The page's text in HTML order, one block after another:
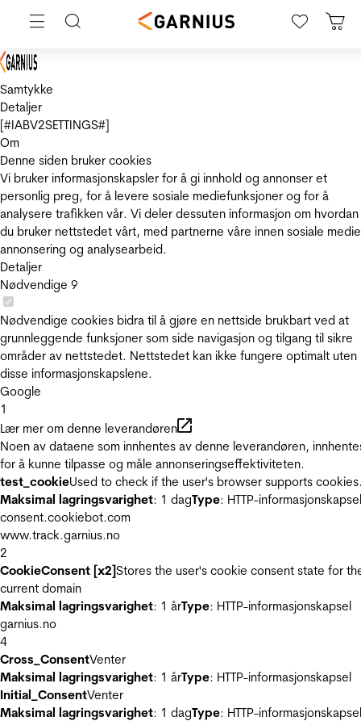
Samtykke
Detaljer
[#IABV2SETTINGS#]
Om
Denne siden bruker cookies
Vi bruker informasjonskapsler for å gi innhold og annonser et
personlig preg, for å levere sosiale mediefunksjoner og for å
analysere trafikken vår. Vi deler dessuten informasjon om hvordan
du bruker nettstedet vårt, med partnerne våre innen sosiale
annonsering og analysearbeid.
Detaljer
Nødvendige 9
Nødvendige cookies bidra til å gjøre en nettside brukbart ved at
grunnleggende funksjoner som side navigasjon og tilgang til sikre
områder av nettstedet. Nettstedet kan ikke fungere optimalt uten
disse informasjonskapslene.
Google
1
Lær mer om denne leverandøren
Noen av dataene som innhentes av denne leverandøren,
for å kunne tilpasse og måle annonseringseffektiviteten.
test_cookieUsed to check if the user's browser supports
Maksimal lagringsvarighet: 1 dagType: HTTP-informasjonskapsel
consent.cookiebot.com
www.track.garnius.no
2
CookieConsent [x2]Stores the user's cookie consent state for
current domain
Maksimal lagringsvarighet: 1 årType: HTTP-informasjonskapsel
garnius.no
4
Cross_ConsentVenter
Maksimal lagringsvarighet: 1 årType: HTTP-informasjonskapsel
Initial_ConsentVenter
Maksimal lagringsvarighet: 1 dagType: HTTP-informasjonskapsel